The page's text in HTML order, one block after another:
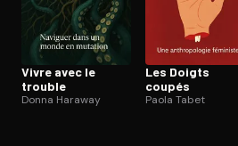
Vivre avec le
trouble
Donna Haraway
Les Doigts
coupés
Paola Tabet